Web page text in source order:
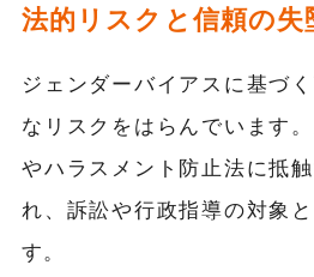
法的リスクと信頼の失
ジェンダーバイアスに基づ
なリスクをはらんでいます
やハラスメント防止法に抵
れ、訴訟や行政指導の対象
す。